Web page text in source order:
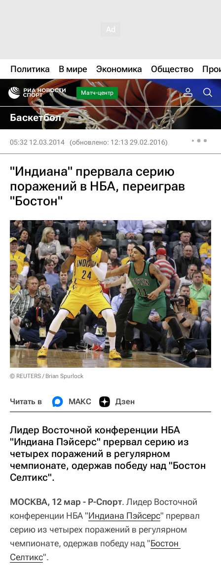
Политика В мире Экономика Общество
Матч-центр
Баскетбол
05:32 12.03.2014 (обновлено: 12:13 29.02.2016)
"Индиана" прервала серию
поражений в НБА, переиграв
"Бостон"
© REUTERS / Brian Spurlock
Читать в МАКС Дзен
Лидер Восточной конференции НБА
"Индиана Пэйсерс" прервал серию из
четырех поражений в регулярном
чемпионате, одержав победу над "Бостон
Селтикс".
МОСКВА, 12 мар - Р-Спорт. Лидер Восточной
конференции НБА "Индиана Пэйсерс" прервал
серию из четырех поражений в регулярном
чемпионате, одержав победу над "Бостон
Селтикс".